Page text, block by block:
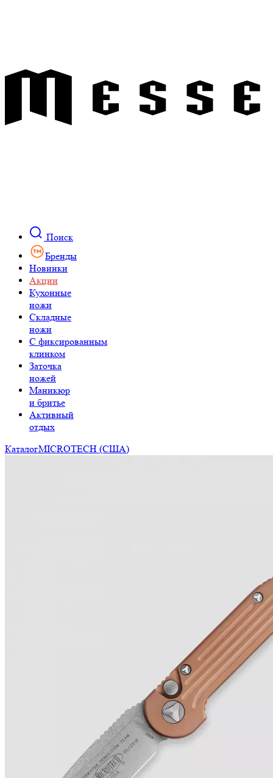
Поиск
Бренды
Новинки
Акции
Кухонные
ножи
Складные
ножи
C фиксированным
клинком
Заточка
ножей
Маникюр
и бритье
Активный
отдых
КаталогMICROTECH (США)